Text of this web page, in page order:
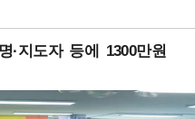
·지도자 등에 1300만원